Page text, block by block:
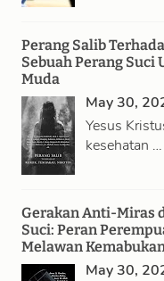
Perang Salib
Sebuah Perang
Muda
May 30,
Yesus
kesehatan …
Gerakan Anti-Miras
Suci: Peran
Melawan
May 30,